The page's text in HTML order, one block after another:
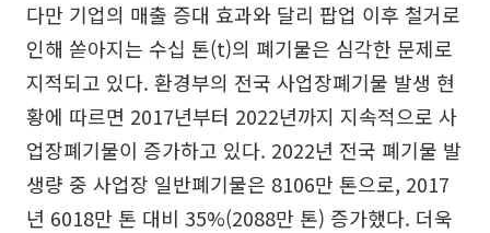
다만 기업의 매출 증대 효과와 달리 팝업 이후 철거로
인해 쏟아지는 수십 톤(t)의 폐기물은 심각한 문제로
지적되고 있다. 환경부의 전국 사업장폐기물 발생 현
황에 따르면 2017년부터 2022년까지 지속적으로 사
업장폐기물이 증가하고 있다. 2022년 전국 폐기물 발
생량 중 사업장 일반폐기물은 8106만 톤으로, 2017
년 6018만 톤 대비 35%(2088만 톤) 증가했다. 더욱